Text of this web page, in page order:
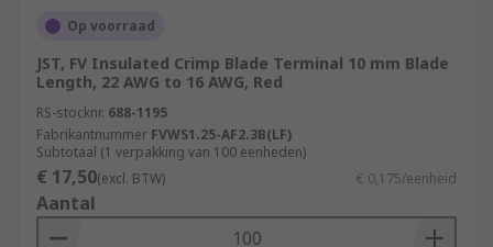
Op voorraad
JST, FV Insulated Crimp Blade Terminal 10 mm Blade
Length, 22 AWG to 16 AWG, Red
RS-stocknr. 688-1195
Fabrikantnummer FVWS1.25-AF2.3B(LF)
Subtotaal (1 verpakking van 100 eenheden)
€ 17,50(excl. BTW) € 0,175/eenheid
Aantal